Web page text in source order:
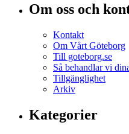
Om oss och
Kontakt
Om Vårt Göteborg
Till goteborg.se
Så behandlar vi
Tillgänglighet
Arkiv
Kategorier